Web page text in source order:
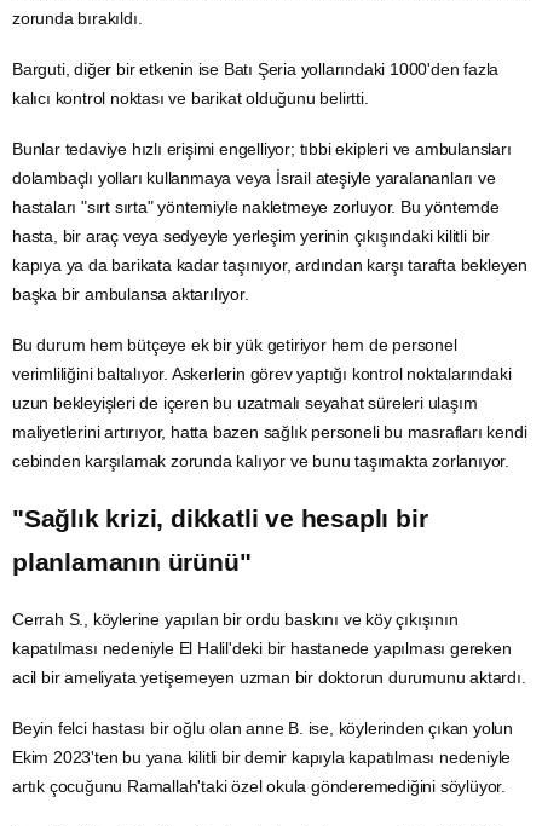
zorunda bırakıldı.
Barguti, diğer bir etkenin ise Batı Şeria yollarındaki 1000'den fazla
kalıcı kontrol noktası ve barikat olduğunu belirtti.
Bunlar tedaviye hızlı erişimi engelliyor; tıbbi ekipleri ve ambulansları
dolambaçlı yolları kullanmaya veya İsrail ateşiyle yaralananları ve
hastaları "sırt sırta" yöntemiyle nakletmeye zorluyor. Bu yöntemde
hasta, bir araç veya sedyeyle yerleşim yerinin çıkışındaki kilitli bir
kapıya ya da barikata kadar taşınıyor, ardından karşı tarafta bekleyen
başka bir ambulansa aktarılıyor.
Bu durum hem bütçeye ek bir yük getiriyor hem de personel
verimliliğini baltalıyor. Askerlerin görev yaptığı kontrol noktalarındaki
uzun bekleyişleri de içeren bu uzatmalı seyahat süreleri ulaşım
maliyetlerini artırıyor, hatta bazen sağlık personeli bu masrafları kendi
cebinden karşılamak zorunda kalıyor ve bunu taşımakta zorlanıyor.
"Sağlık krizi, dikkatli ve hesaplı bir
planlamanın ürünü"
Cerrah S., köylerine yapılan birordu baskını ve köy çıkışının
kapatılması nedeniyle El Halil'deki bir hastanede yapılması gereken
acil bir ameliyata yetişemeyen uzman bir doktorun durumunu aktardı.
Beyin felci hastası bir oğlu olananneB. ise, köylerinden çıkan yolun
Ekim 2023'ten bu yana kilitli bir demir kapıyla kapatılması nedeniyle
artık çocuğunu Ramallah'taki özel okula gönderemediğini söylüyor.